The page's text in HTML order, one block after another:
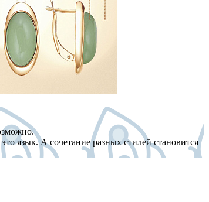
язык. А сочетание разных стилей становится